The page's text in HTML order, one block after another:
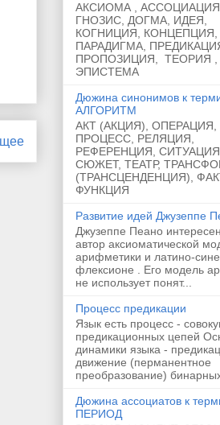
АКСИОМА ,
ГНОЗИС, ДОГМА, ИДЕЯ,
КОГНИЦИЯ, КОНЦЕПЦИЯ,
ПАРАДИГМА,
ПРОПОЗИЦИЯ, ТЕОРИЯ ,
ЭПИСТЕМА
Дюжина синонимов к
АЛГОРИТМ
АКТ (АКЦИЯ), ОПЕРАЦИЯ,
ПРОЦЕСС, РЕЛЯЦИЯ,
РЕФЕРЕНЦИЯ,
СЮЖЕТ, ТЕАТР,
(ТРАНСЦЕНДЕНЦИЯ),
ФУНКЦИЯ
Развитие идей Джузеппе
Джузеппе Пеано
автор аксиоматической
арифметики и латино-
флексионе . Его модель
не использует понят...
Процесс предикации
Язык есть процесс -
предикационных цепей
динамики языка -
движение (перманентное
преобразование) бинарных
Дюжина ассоциатов к
ПЕРИОД